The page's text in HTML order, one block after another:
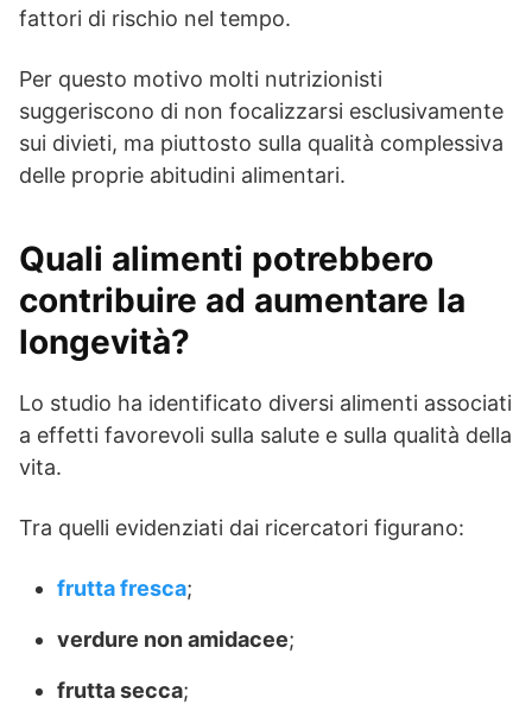
fattori di rischio nel tempo.
Per questo motivo molti nutrizionisti
suggeriscono di non focalizzarsi esclusivamente
sui divieti, ma piuttosto sulla qualità complessiva
delle proprie abitudini alimentari.
Quali alimenti potrebbero
contribuire ad aumentare la
longevità?
Lo studio ha identificato diversi alimenti associati
a effetti favorevoli sulla salute e sulla qualità della
vita.
Tra quelli evidenziati dai ricercatori figurano:
frutta fresca;
verdure non amidacee;
frutta secca;